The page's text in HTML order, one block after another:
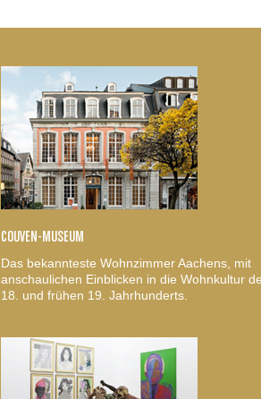
COUVEN-MUSEUM
Das bekannteste Wohnzimmer Aachens, mit
anschaulichen Einblicken in die Wohnkultur
18. und frühen 19. Jahrhunderts.